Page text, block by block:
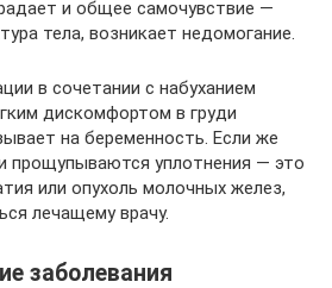
и общее самочувствие —
тела, возникает недомогание.
в сочетании с набуханием
дискомфортом в груди
на беременность. Если же
прощупываются уплотнения — это
или опухоль молочных желез,
лечащему врачу.
заболевания